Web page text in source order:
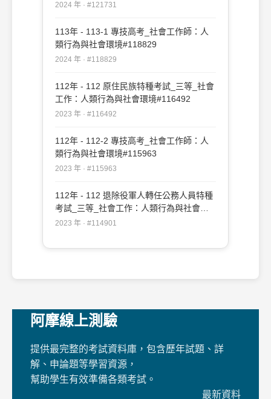
2024 年 · #121731
113年 - 113-1 專技高考_社會工作師：人
類行為與社會環境#118829
2024 年 · #118829
112年 - 112 原住民族特種考試_三等_社會
工作：人類行為與社會環境#116492
2023 年 · #116492
112年 - 112-2 專技高考_社會工作師：人
類行為與社會環境#115963
2023 年 · #115963
112年 - 112 退除役軍人轉任公務人員特種
考試_三等_社會工作：人類行為與社會環
境#114901
2023 年 · #114901
阿摩線上測驗
提供最完整的考試資料庫，包含歷年試題、詳
解、申論題等學習資源，
幫助學生有效準備各類考試。
最新資料